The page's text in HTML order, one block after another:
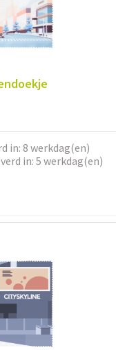
in: 8 werkdag(en)
in: 5 werkdag(en)